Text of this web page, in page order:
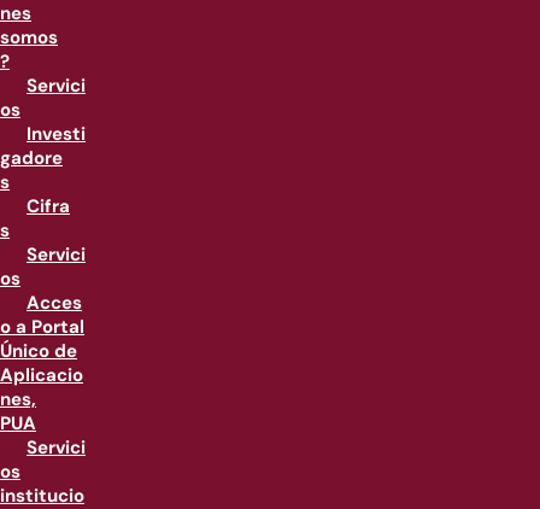
nes
somos
?
Servici
os
Investi
gadore
s
Cifra
s
Servici
os
Acces
o a Portal
Único de
Aplicacio
nes,
PUA
Servici
os
institucio